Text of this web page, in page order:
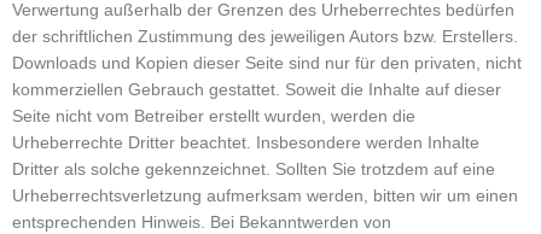
Verwertung außerhalb der Grenzen des Urheberrechtes bedürfen
der schriftlichen Zustimmung des jeweiligen Autors bzw. Erstellers.
Downloads und Kopien dieser Seite sind nur für den privaten, nicht
kommerziellen Gebrauch gestattet. Soweit die Inhalte auf dieser
Seite nicht vom Betreiber erstellt wurden, werden die
Urheberrechte Dritter beachtet. Insbesondere werden Inhalte
Dritter als solche gekennzeichnet. Sollten Sie trotzdem auf eine
Urheberrechtsverletzung aufmerksam werden, bitten wir um einen
entsprechenden Hinweis. Bei Bekanntwerden von